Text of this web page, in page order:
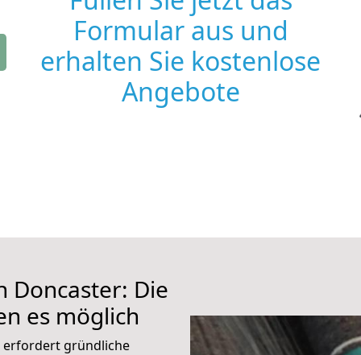
Formular aus und
erhalten Sie kostenlose
Angebote
Doncaster: Die
es möglich
erfordert gründliche